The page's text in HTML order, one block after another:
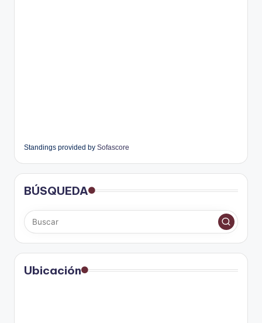
Standings provided by Sofascore
BÚSQUEDA
Ubicación